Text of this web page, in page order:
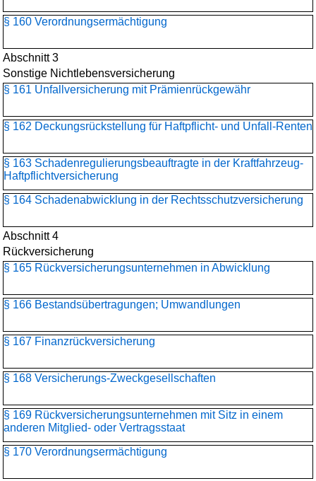
§ 160 Verordnungsermächtigung
Abschnitt 3
Sonstige Nichtlebensversicherung
§ 161 Unfallversicherung mit Prämienrückgewähr
§ 162 Deckungsrückstellung für Haftpflicht- und Unfall-Renten
§ 163 Schadenregulierungs­beauftragte in der Kraftfahrzeug-
Haftpflichtversicherung
§ 164 Schadenabwicklung in der Rechtsschutzversicherung
Abschnitt 4
Rückversicherung
§ 165 Rückversicherungs­unternehmen in Abwicklung
§ 166 Bestandsübertragungen; Umwandlungen
§ 167 Finanzrückversicherung
§ 168 Versicherungs-Zweckgesellschaften
§ 169 Rückversicherungs­unternehmen mit Sitz in einem
anderen Mitglied- oder Vertragsstaat
§ 170 Verordnungsermächtigung